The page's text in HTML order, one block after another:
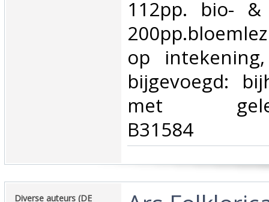
112pp. bio-
op
bijgevoegd:
met
B31584‎
‎Diverse auteurs (DE